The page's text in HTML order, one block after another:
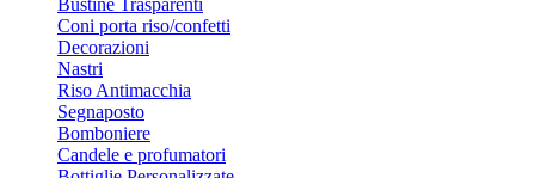
Bustine Trasparenti
Coni porta riso/confetti
Decorazioni
Nastri
Riso Antimacchia
Segnaposto
Bomboniere
Candele e profumatori